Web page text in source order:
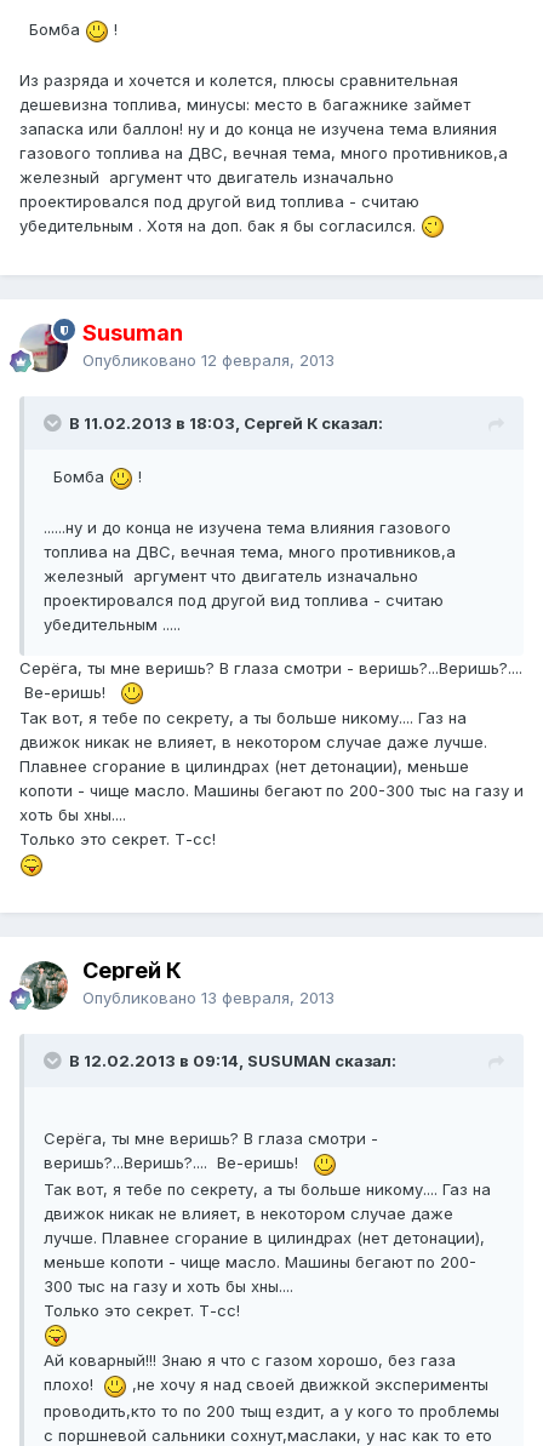
Бомба !
Из разряда и хочется и колется, плюсы сравнительная
дешевизна топлива, минусы: место в багажнике займет
запаска или баллон! ну и до конца не изучена тема влияния
газового топлива на ДВС, вечная тема, много противников,а
железный аргумент что двигатель изначально
проектировался под другой вид топлива - считаю
убедительным . Хотя на доп. бак я бы согласился.
Susuman
Опубликовано 12 февраля, 2013
В 11.02.2013 в 18:03, Сергей К сказал:
Бомба !
......ну и до конца не изучена тема влияния газового
топлива на ДВС, вечная тема, много противников,а
железный аргумент что двигатель изначально
проектировался под другой вид топлива - считаю
убедительным .....
Серёга, ты мне веришь? В глаза смотри - веришь?...Веришь?....
Ве-еришь!
Так вот, я тебе по секрету, а ты больше никому.... Газ на
движок никак не влияет, в некотором случае даже лучше.
Плавнее сгорание в цилиндрах (нет детонации), меньше
копоти - чище масло. Машины бегают по 200-300 тыс на газу и
хоть бы хны....
Только это секрет. Т-сс!
Сергей К
Опубликовано 13 февраля, 2013
В 12.02.2013 в 09:14, SUSUMAN сказал:
Серёга, ты мне веришь? В глаза смотри -
веришь?...Веришь?.... Ве-еришь!
Так вот, я тебе по секрету, а ты больше никому.... Газ на
движок никак не влияет, в некотором случае даже
лучше. Плавнее сгорание в цилиндрах (нет детонации),
меньше копоти - чище масло. Машины бегают по 200-
300 тыс на газу и хоть бы хны....
Только это секрет. Т-сс!
Ай коварный!!! Знаю я что с газом хорошо, без газа
плохо!
,не хочу я над своей движкой эксперименты
проводить,кто то по 200 тыщ ездит, а у кого то проблемы
с поршневой сальники сохнут,маслаки, у нас как то ето